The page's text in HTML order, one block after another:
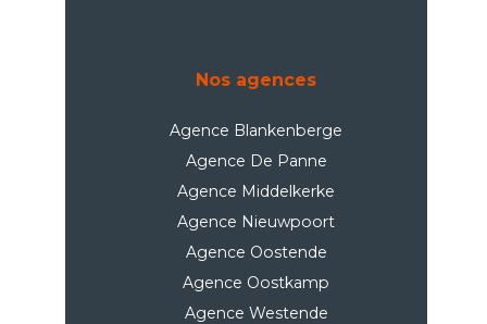
Nos agences
Agence Blankenberge
Agence De Panne
Agence Middelkerke
Agence Nieuwpoort
Agence Oostende
Agence Oostkamp
Agence Westende